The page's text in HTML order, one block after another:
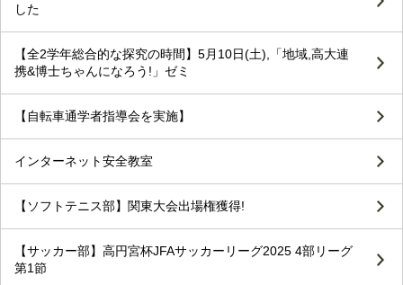
した
【全2学年総合的な探究の時間】5月10日(土),「地域,高大連
携&博士ちゃんになろう!」ゼミ
【自転車通学者指導会を実施】
インターネット安全教室
【ソフトテニス部】関東大会出場権獲得!
【サッカー部】高円宮杯JFAサッカーリーグ2025 4部リーグ
第1節